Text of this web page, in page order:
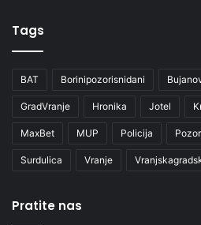
Tags
BAT Borinipozorisnidani
GradVranje Hronika Jotel
MaxBet MUP Policija
Surdulica Vranje
Pratite nas